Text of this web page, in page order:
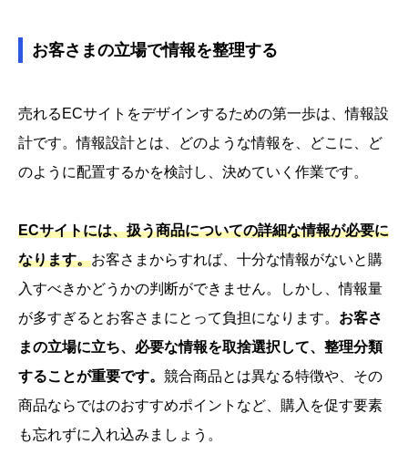
お客さまの立場で情報を整理する
売れるECサイトをデザインするための第一歩は、情報設
計です。情報設計とは、どのような情報を、どこに、ど
のように配置するかを検討し、決めていく作業です。
ECサイトには、扱う商品についての詳細な情報が必要に
なります。お客さまからすれば、十分な情報がないと購
入すべきかどうかの判断ができません。しかし、情報量
が多すぎるとお客さまにとって負担になります。 お客さ
まの立場に立ち、必要な情報を取捨選択して、整理分類
することが重要です。 競合商品とは異なる特徴や、その
商品ならではのおすすめポイントなど、購入を促す要素
も忘れずに入れ込みましょう。